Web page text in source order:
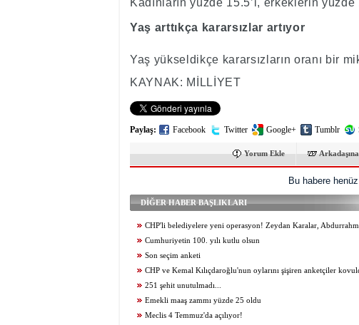
Kadınların yüzde 15.5’i, erkeklerin yüzde
Yaş arttıkça kararsızlar artıyor
Yaş yükseldikçe kararsızların oranı bir
KAYNAK: MİLLİYET
Paylaş: Facebook Twitter Google+ Tumblr
Yorum Ekle
Bu habere
DİĞER HABER BAŞLIKLARI
CHP'li belediyelere yeni operasyon! Zeydan Karalar,
Tutdere ve Ahmet Şahin gözaltında
Cumhuriyetin 100. yılı kutlu olsun
Son seçim anketi
CHP ve Kemal Kılıçdaroğlu'nun oylarını şişiren anketçiler
251 şehit unutulmadı...
Emekli maaş zammı yüzde 25 oldu
Meclis 4 Temmuz'da açılıyor!